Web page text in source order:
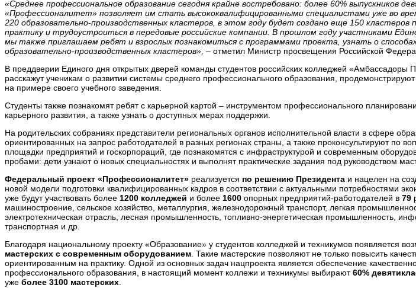
«Среднее профессиональное образование сегодня крайне востребовано: более 60% выпускников
«Профессионалитет» позволяет им стать высококвалифицированными специалистами уже во
220 образовательно-производственных кластеров, в этом году будет создано еще 150
практику и трудоустроиться в передовые российские компании. В прошлом году участниками
мы также приглашаем ребят и взрослых познакомиться с программами проекта, узнать о
образовательно-производственных кластеров», – отметил Министр просвещения Российской
В преддверии Единого дня открытых дверей команды студентов российских колледжей «Амбассадоры
расскажут ученикам о развитии системы среднего профессионального образования,
на примере своего учебного заведения.
Студенты также познакомят ребят с карьерной картой – инструментом профессионального
карьерного развития, а также узнать о доступных мерах поддержки.
На родительских собраниях представители региональных органов исполнительной власти в сфере
ориентированных на запрос работодателей в разных регионах страны, а также проконсультируют по
площадки предприятий и госкорпораций, где познакомятся с инфраструктурой и современным
пробами: дети узнают о новых специальностях и выполнят практические задания под руководством
Федеральный проект «Профессионалитет» реализуется по решению Президента и нацелен на
новой модели подготовки квалифицированных кадров в соответствии с актуальными потребностями
уже будут участвовать более 1200 колледжей и более 1600 опорных предприятий-работодателей в 79
машиностроение, сельское хозяйство, металлургия, железнодорожный транспорт, легкая
электротехническая отрасль, лесная промышленность, топливно-энергетическая промышленность,
транспортная и др.
Благодаря национальному проекту «Образование» у студентов колледжей и техникумов появляется
мастерских с современным оборудованием. Такие мастерские позволяют не только повысить
ориентированным на практику. Одной из основных задач нацпроекта является обеспечение
профессионального образования, в настоящий момент коллежи и техникумы выбирают60%
уже более 3100 мастерских.